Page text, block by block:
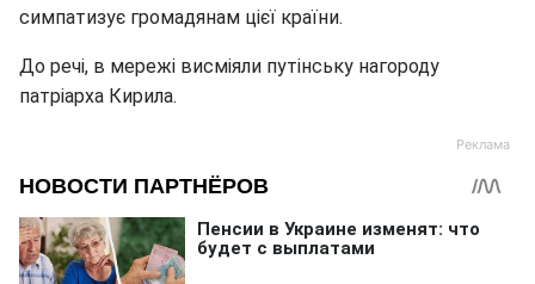
симпатизує громадянам цієї країни.
До речі, в мережі висміяли путінську нагороду
патріарха Кирила.